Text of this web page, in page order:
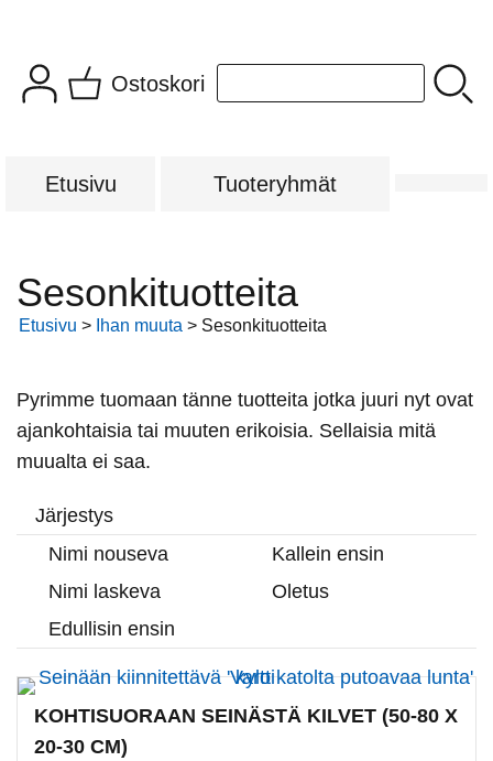
Ostoskori
Etusivu Tuoteryhmät
Sesonkituotteita
Etusivu > Ihan muuta > Sesonkituotteita
Pyrimme tuomaan tänne tuotteita jotka juuri nyt ovat
ajankohtaisia tai muuten erikoisia. Sellaisia mitä
muualta ei saa.
Järjestys
Nimi nouseva
Nimi laskeva
Edullisin ensin
Kallein ensin
Oletus
KOHTISUORAAN SEINÄSTÄ KILVET (50-80 X
20-30 CM)